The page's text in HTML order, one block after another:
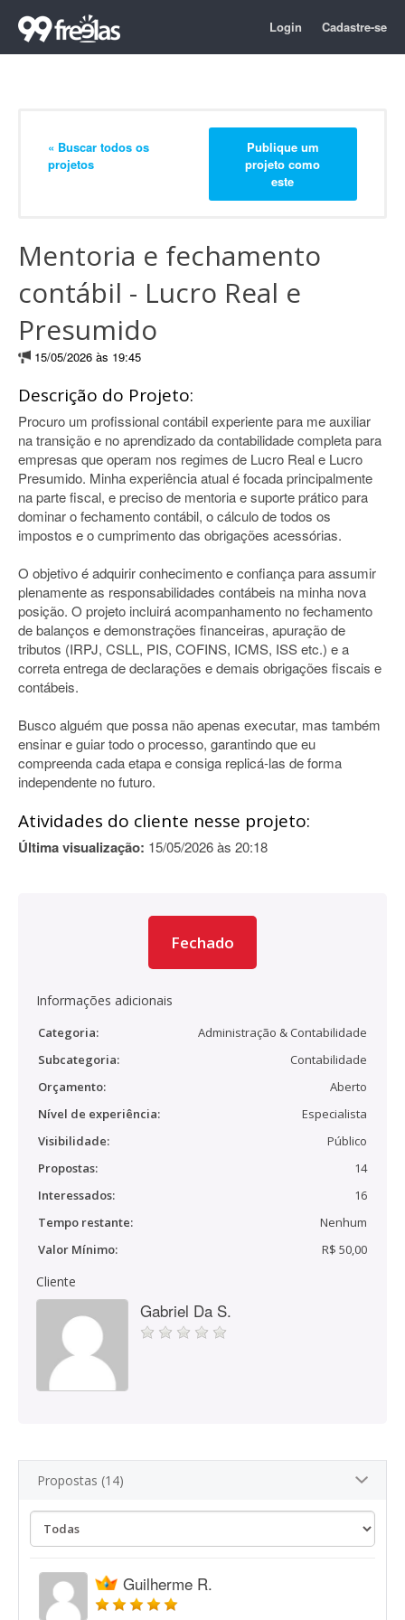
Login Cadastre-se
« Buscar todos os
projetos
Publique um
projeto como
este
Mentoria e fechamento
contábil - Lucro Real e
Presumido
15/05/2026 às 19:45
Descrição do Projeto:
Procuro um profissional contábil experiente para me auxiliar
na transição e no aprendizado da contabilidade completa para
empresas que operam nos regimes de Lucro Real e Lucro
Presumido. Minha experiência atual é focada principalmente
na parte fiscal, e preciso de mentoria e suporte prático para
dominar o fechamento contábil, o cálculo de todos os
impostos e o cumprimento das obrigações acessórias.
O objetivo é adquirir conhecimento e confiança para assumir
plenamente as responsabilidades contábeis na minha nova
posição. O projeto incluirá acompanhamento no fechamento
de balanços e demonstrações financeiras, apuração de
tributos (IRPJ, CSLL, PIS, COFINS, ICMS, ISS etc.) e a
correta entrega de declarações e demais obrigações fiscais e
contábeis.
Busco alguém que possa não apenas executar, mas também
ensinar e guiar todo o processo, garantindo que eu
compreenda cada etapa e consiga replicá-las de forma
independente no futuro.
Atividades do cliente nesse projeto:
Última visualização: 15/05/2026 às 20:18
Fechado
Informações adicionais
Categoria:
Administração & Contabilidade
Subcategoria:
Contabilidade
Orçamento:
Aberto
Nível de experiência:
Especialista
Visibilidade:
Público
Propostas:
14
Interessados:
16
Tempo restante:
Nenhum
Valor Mínimo:
R$ 50,00
Cliente
Gabriel Da S.
Propostas (14)
Guilherme R.